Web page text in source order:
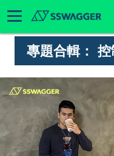
專題合輯： 控